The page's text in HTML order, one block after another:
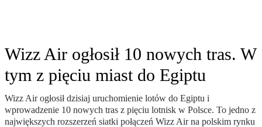
Wizz Air ogłosił 10 nowych tras. W
tym z pięciu miast do Egiptu
Wizz Air ogłosił dzisiaj uruchomienie lotów do Egiptu i
wprowadzenie 10 nowych tras z pięciu lotnisk w Polsce. To jedno z
największych rozszerzeń siatki połączeń Wizz Air na polskim rynku